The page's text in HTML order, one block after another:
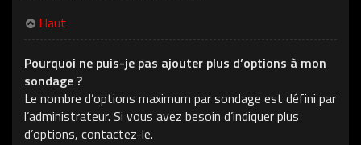
Haut
Pourquoi ne puis-je pas ajouter plus d’options à mon
sondage ?
Le nombre d’options maximum par sondage est défini par
l’administrateur. Si vous avez besoin d’indiquer plus
d’options, contactez-le.